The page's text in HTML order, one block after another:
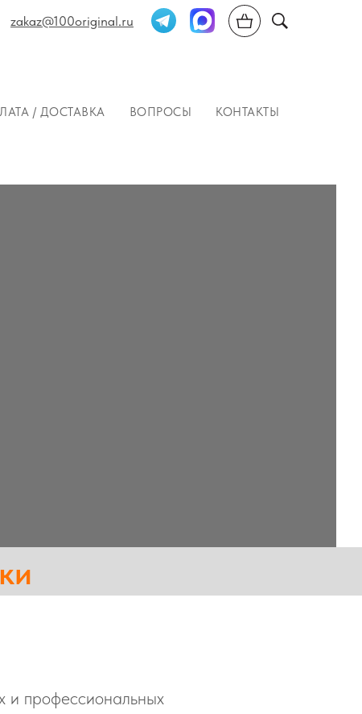
zakaz@100original.ru
КОНТАКТЫ
/ ДОСТАВКА ВОПРОСЫ КОНТАКТЫ
и профессиональных